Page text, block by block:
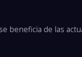
beneficia de las